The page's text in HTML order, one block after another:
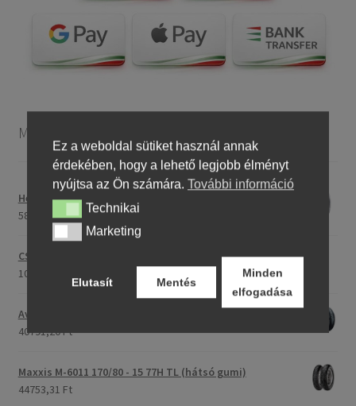
Motorkerékpár gumiabroncsok
Heidenau 5.00 - 16 76P P29 TT
58243,46 Ft
CST C-186 3.00 - 23 59P TT (első/hátsó)
107396,28 Ft
Avon Roadrider MKII 90/90 - 18 51V TL (első/hátsó)
40791,20 Ft
Maxxis M-6011 170/80 - 15 77H TL (hátsó gumi)
44753,31 Ft
Ez a weboldal sütiket használ annak
érdekében, hogy a lehető legjobb élményt
nyújtsa az Ön számára. További információ
TechnikaiTechnikai
MarketingMarketing
Elutasít Mentés
Minden
elfogadása